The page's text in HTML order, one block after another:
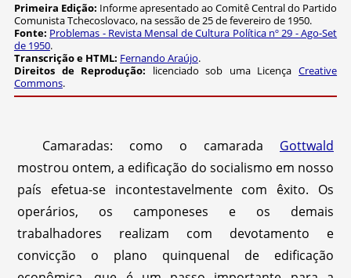
Primeira Edição: Informe apresentado ao Comitê Central do Partido
Comunista Tchecoslovaco, na sessão de 25 de fevereiro de 1950.
Fonte: Problemas - Revista Mensal de Cultura Política nº 29 - Ago-Set
de 1950.
Transcrição e HTML: Fernando Araújo.
Direitos de Reprodução: licenciado sob uma LicençaCreative
Commons.
Camaradas: como o camarada Gottwald
mostrou ontem, a edificação do socialismo em nosso
país efetua-se incontestavelmente com êxito. Os
operários, os camponeses e os demais
trabalhadores realizam com devotamento e
convicção o plano quinquenal de edificação